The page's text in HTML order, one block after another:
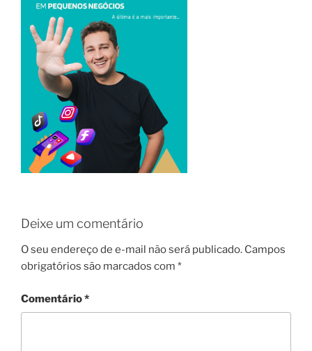
Deixe um comentário
O seu endereço de e-mail não será publicado. Campos
obrigatórios são marcados com *
Comentário*